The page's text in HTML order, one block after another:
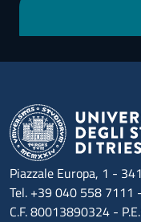
Piazzale Europa, 1 -
Tel. +39 040 558 7111
C.F. 80013890324 -